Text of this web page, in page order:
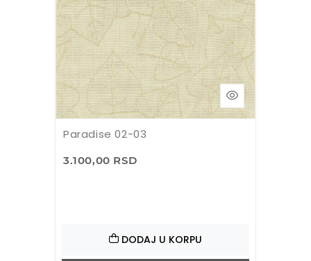
Paradise 02-03
3.100,00 RSD
DODAJ U KORPU